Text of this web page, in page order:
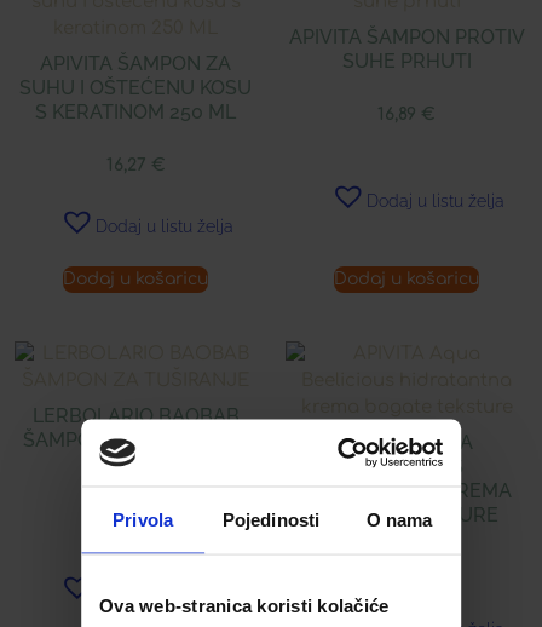
Privola Pojedinosti O nama
Ova web-stranica koristi kolačiće
APIVITA ŠAMPON ZA
SUHU I OŠTEĆENU KOSU
S KERATINOM 250 ML
16,27 €
Dodaj u listu želja
Dodaj u košaricu
APIVITA ŠAMPON PROTIV
SUHE PRHUTI
16,89 €
Dodaj u listu želja
Dodaj u košaricu
LERBOLARIO BAOBAB
ŠAMPON ZA TUŠIRANJE
APIVITA AQUA
BEELICIOUS
HIDRATANTNA KREMA
BOGATE TEKSTURE